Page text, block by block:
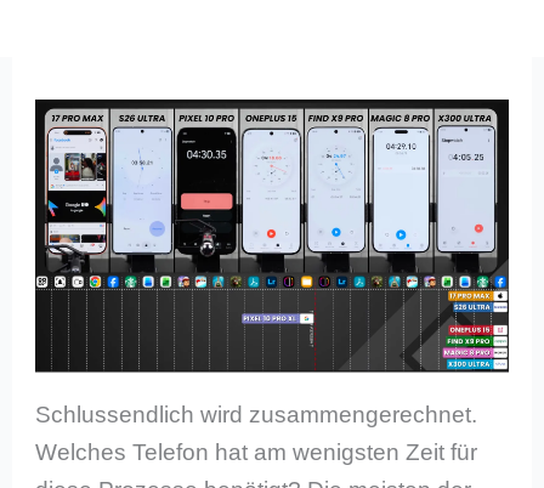
Schlussendlich wird zusammengerechnet.
Welches Telefon hat am wenigsten Zeit für